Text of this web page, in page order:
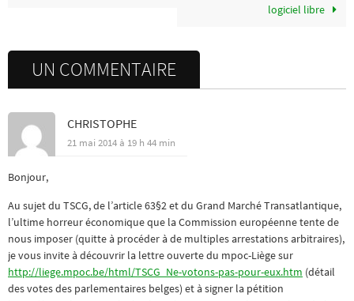
logiciel libre
UN COMMENTAIRE
CHRISTOPHE
21 mai 2014 à 19 h 44 min
Bonjour,
Au sujet du TSCG, de l’article 63§2 et du Grand Marché Transatlantique,
l’ultime horreur économique que la Commission européenne tente de
nous imposer (quitte à procéder à de multiples arrestations arbitraires),
je vous invite à découvrir la lettre ouverte du mpoc-Liège sur
http://liege.mpoc.be/html/TSCG_Ne-votons-pas-pour-eux.htm (détail
des votes des parlementaires belges) et à signer la pétition